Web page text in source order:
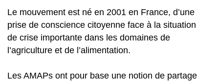
Le mouvement est né en 2001 en France, d’une
prise de conscience citoyenne face à la situation
de crise importante dans les domaines de
l’agriculture et de l’alimentation.
Les AMAPs ont pour base une notion de partage